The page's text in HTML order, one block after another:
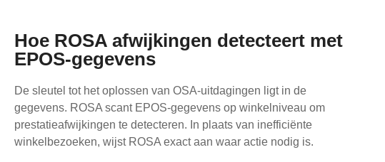
Hoe ROSA afwijkingen detecteert met
EPOS-gegevens
De sleutel tot het oplossen van OSA-uitdagingen ligt in de
gegevens. ROSA scant EPOS-gegevens op winkelniveau om
prestatieafwijkingen te detecteren. In plaats van inefficiënte
winkelbezoeken, wijst ROSA exact aan waar actie nodig is.